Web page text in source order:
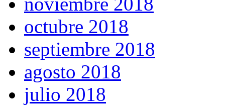
octubre 2018
septiembre 2018
agosto 2018
julio 2018